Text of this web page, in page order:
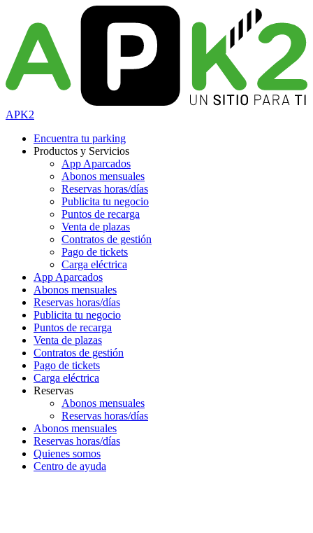
APK2
Encuentra tu parking
Productos y Servicios
App Aparcados
Abonos mensuales
Reservas horas/días
Publicita tu negocio
Puntos de recarga
Venta de plazas
Contratos de gestión
Pago de tickets
Carga eléctrica
App Aparcados
Abonos mensuales
Reservas horas/días
Publicita tu negocio
Puntos de recarga
Venta de plazas
Contratos de gestión
Pago de tickets
Carga eléctrica
Reservas
Abonos mensuales
Reservas horas/días
Abonos mensuales
Reservas horas/días
Quienes somos
Centro de ayuda